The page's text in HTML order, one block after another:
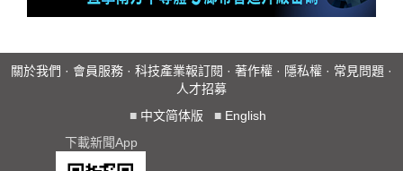
關於我們 · 會員服務 · 科技產業報訂閱 · 著作權 · 隱私權 · 常見問題 ·
人才招募
■ 中文简体版 ■ English
下載新聞App